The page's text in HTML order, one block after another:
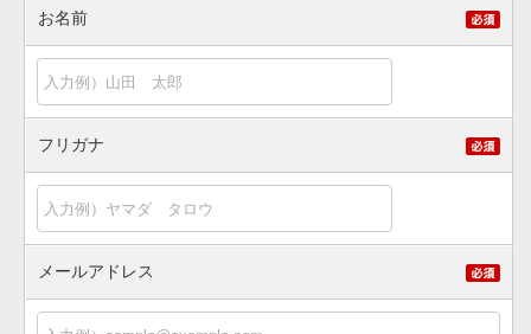
お名前
フリガナ
メールアドレス